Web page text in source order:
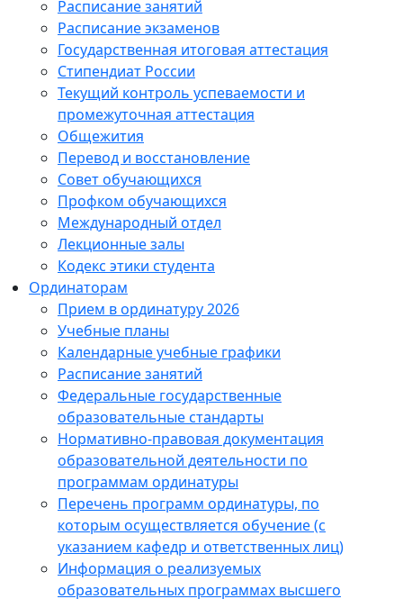
Расписание занятий
Расписание экзаменов
Государственная итоговая аттестация
Стипендиат России
Текущий контроль успеваемости и
промежуточная аттестация
Общежития
Перевод и восстановление
Совет обучающихся
Профком обучающихся
Международный отдел
Лекционные залы
Кодекс этики студента
Ординаторам
Прием в ординатуру 2026
Учебные планы
Календарные учебные графики
Расписание занятий
Федеральные государственные
образовательные стандарты
Нормативно-правовая документация
образовательной деятельности по
программам ординатуры
Перечень программ ординатуры, по
которым осуществляется обучение (с
указанием кафедр и ответственных лиц)
Информация о реализуемых
образовательных программах высшего